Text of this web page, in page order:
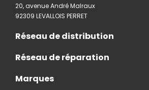
20, avenue André Malraux
92309 LEVALLOIS PERRET
Réseau de distribution
Réseau de réparation
Marques